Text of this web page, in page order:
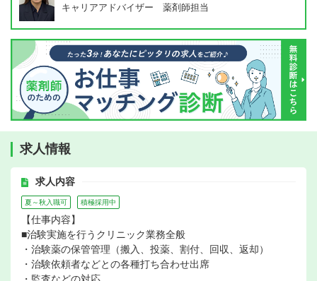
キャリアアドバイザー 薬剤師担当
求人情報
求人内容
夏～秋入職可 積極採用中
【仕事内容】
■治験実施を行うクリニック業務全般
・治験薬の保管管理（搬入、投薬、割付、回収、返却）
・治験依頼者などとの各種打ち合わせ出席